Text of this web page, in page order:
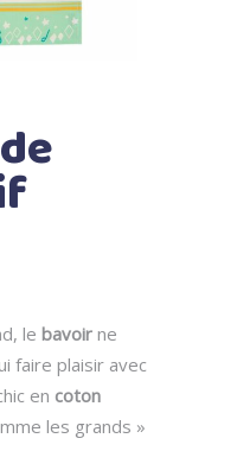
:
€.
le bavoir ne
faire plaisir avec
en coton
les grands »